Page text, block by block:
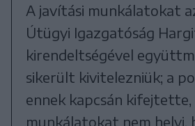
A javítási munkálatokat
Útügyi Igazgatóság
kirendeltségével
sikerült kivitelezniük; a
ennek kapcsán kifejtette,
munkálatokat nem helyi,